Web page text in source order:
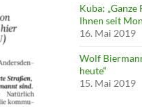
Kuba: „Ganze
Ihnen seit
16. Mai 2019
Wolf
heute“
15. Mai 2019